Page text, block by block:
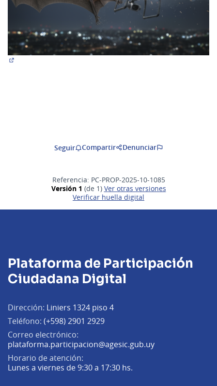
Seguir Compartir Denunciar
Referencia: PC-PROP-2025-10-1085
Versión 1 (de 1)
ver otras versiones
Verificar huella digital
Plataforma de Participación
Ciudadana Digital
Dirección: Liniers 1324 piso 4
Teléfono: (+598) 2901 2929
Correo electrónico:
plataforma.participacion@agesic.gub.uy(Abrir en una
Horario de atención:
Lunes a viernes de 9:30 a 17:30 hs.